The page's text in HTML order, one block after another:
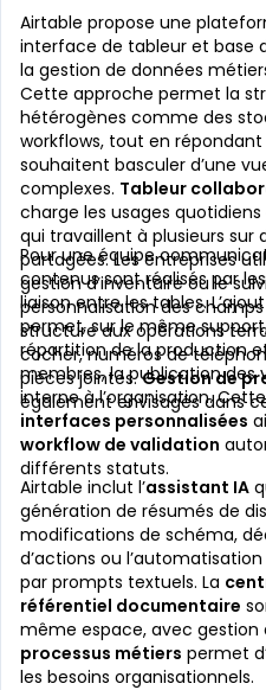
Airtable propose une
interface de tableur et base
la gestion de données
Cette approche permet la
hétérogènes comme des
workflows, tout en
souhaitent basculer d’une
complexes. Tableur
charge les usages
qui travaillent à plusieurs sur
partagées. Les entreprises
gestion d’inventaire ou le
personnalisation des
structure aux opérations
cocher, numéros de
pièces jointes.Gestion de
également envisagés dans
Pour une équipe
contenus sont réalisés par
liaison entre les tables.
permet, sur le même
répartition de la production
membres, la publication des
interne à l’organisation.
interfaces personnalisées
workflow de validation
différents statuts.
Airtable inclut l’assistant IA
génération de résumés de
modifications de schéma,
d’actions ou
par prompts textuels. La
référentiel documentaire
même espace, avec gestion
processus métiers permet
les besoins organisationnels.